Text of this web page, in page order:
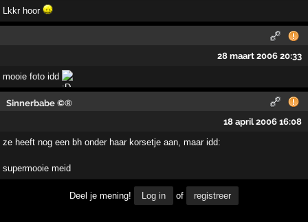
Lkkr hoor
28 maart 2006 20:33
mooie foto idd
Sinnerbabe ©®
18 april 2006 16:08
ze heeft nog een bh onder haar korsetje aan, maar idd:
supermooie meid
Deel je mening! Log in of registreer